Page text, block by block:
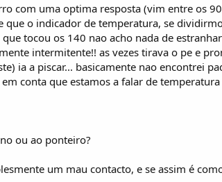
com uma optima resposta (vim entre os
que o indicador de temperatura, se
tocou os 140 nao acho nada de
intermitente!! as vezes tirava o pe e
ia a piscar... basicamente nao encontrei
conta que estamos a falar de
ou ao ponteiro?
um mau contacto, e se assim é